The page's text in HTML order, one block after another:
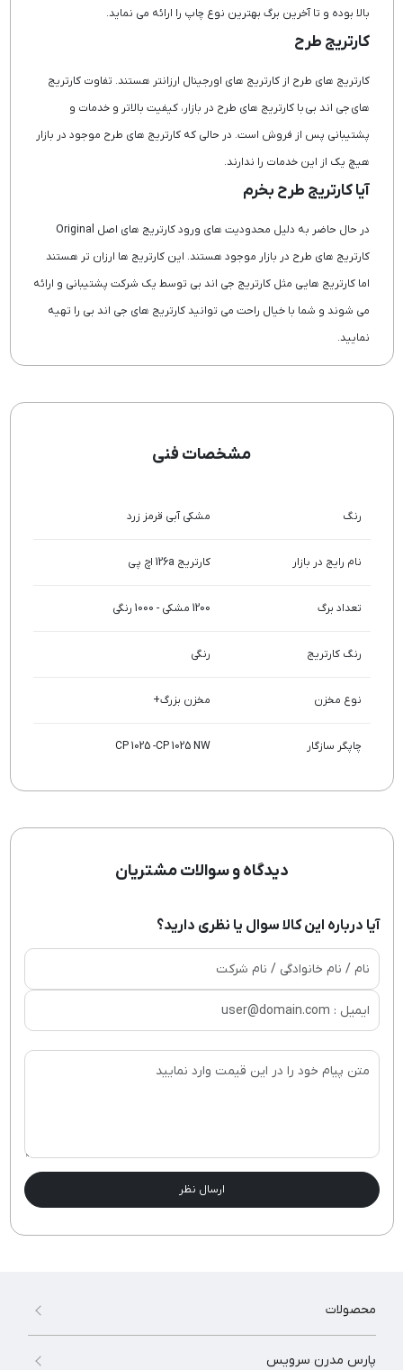
بالا بوده و تا آخرین برگ بهترین نوع چاپ را ارائه می نماید.
کارتریج طرح
کارتریج های طرح از کارتریج های اورجینال ارزانتر هستند. تفاوت کارتریج
های جی اند بی با کارتریج های طرح در بازار، کیفیت بالاتر و خدمات و
پشتیبانی پس از فروش است. در حالی که کارتریج های طرح موجود در بازار
هیچ یک از این خدمات را ندارند.
آیا کارتریج طرح بخرم
در حال حاضر به دلیل محدودیت های ورود کارتریج های اصل Original
کارتریج های طرح در بازار موجود هستند. این کارتریج ها ارزان تر هستند
اما کارتریج هایی مثل کارتریج جی اند بی توسط یک شرکت پشتیبانی و ارائه
می شوند و شما با خیال راحت می توانید کارتریج های جی اند بی را تهیه
نمایید.
مشخصات فنی
رنگ مشکی آبی قرمز زرد
نام رایج در بازار کارتریج 126a اچ پی
تعداد برگ 1200 مشکی - 1000 رنگی
رنگ کارتریج رنگی
نوع مخزن مخزن بزرگ+
چاپگر سازگار CP 1025 -CP 1025 NW
دیدگاه و سوالات مشتریان
آیا درباره این کالا سوال یا نظری دارید؟
ارسال نظر
محصولات
پارس مدرن سرویس